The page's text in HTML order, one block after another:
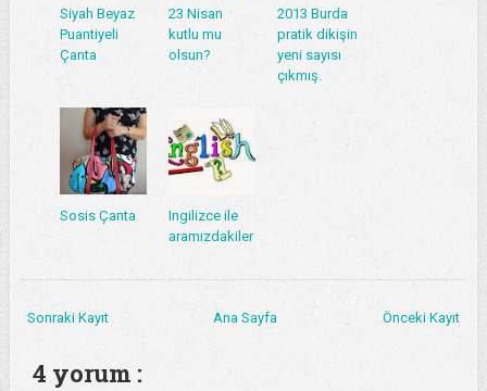
Siyah Beyaz
Puantiyeli
Çanta
23 Nisan
kutlu mu
olsun?
2013 Burda
pratik dikişin
yeni sayısı
çıkmış.
Sosis Çanta
Ingilizce ile
aramızdakiler
Sonraki Kayıt Önceki Kayıt
Ana Sayfa
4 yorum :